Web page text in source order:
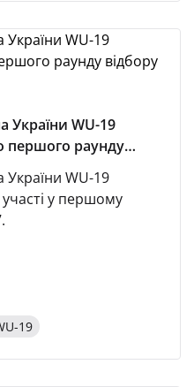
України WU-19
першого раунду
України WU-19
у першому
19